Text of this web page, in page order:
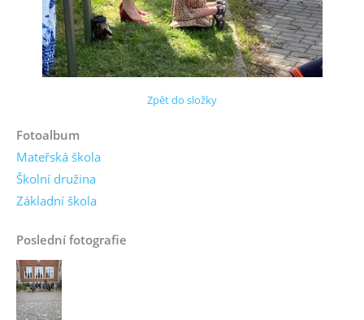
Zpět do složky
Fotoalbum
Mateřská škola
Školní družina
Základní škola
Poslední fotografie